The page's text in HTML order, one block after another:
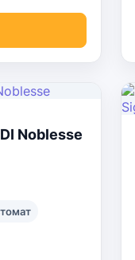
Noblesse